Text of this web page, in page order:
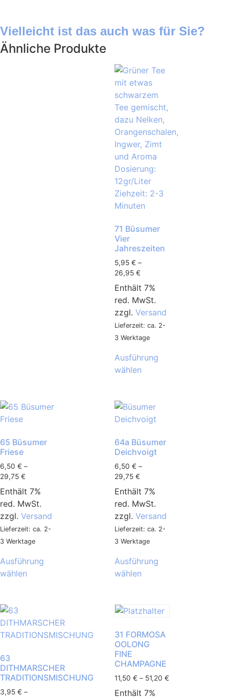
Vielleicht ist das auch was für Sie?
Ähnliche Produkte
71 Büsumer
Vier
Jahreszeiten
5,95 € –
26,95 €
Enthält 7%
red. MwSt.
zzgl. Versand
Lieferzeit: ca. 2-
3 Werktage
Ausführung
wählen
65 Büsumer
Friese
6,50 € –
29,75 €
Enthält 7%
red. MwSt.
zzgl. Versand
Lieferzeit: ca. 2-
3 Werktage
Ausführung
wählen
64a Büsumer
Deichvoigt
6,50 € –
29,75 €
Enthält 7%
red. MwSt.
zzgl. Versand
Lieferzeit: ca. 2-
3 Werktage
Ausführung
wählen
63
DITHMARSCHER
TRADITIONSMISCHUNG
3,95 € –
31 FORMOSA
OOLONG
FINE
CHAMPAGNE
11,50 € – 51,20 €
Enthält 7%